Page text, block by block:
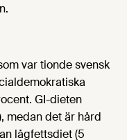
var tionde svensk
GI-dieten
medan det är hård
lågfettsdiet (5